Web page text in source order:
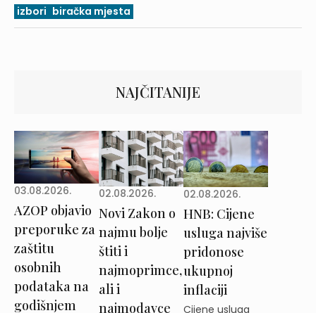
izbori biračka mjesta
NAJČITANIJE
03.08.2026.
AZOP objavio
preporuke za
zaštitu
osobnih
podataka na
godišnjem
02.08.2026.
Novi Zakon o
najmu bolje
štiti i
najmoprimce,
ali i
najmodavce
02.08.2026.
HNB: Cijene
usluga najviše
pridonose
ukupnoj
inflaciji
Cijene usluga